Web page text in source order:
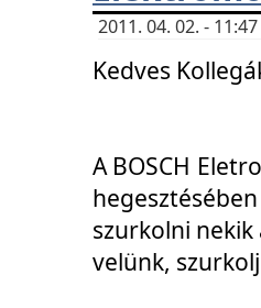
2011. 04. 02. -
Kedves
A BOSCH
szurkolni
velünk,